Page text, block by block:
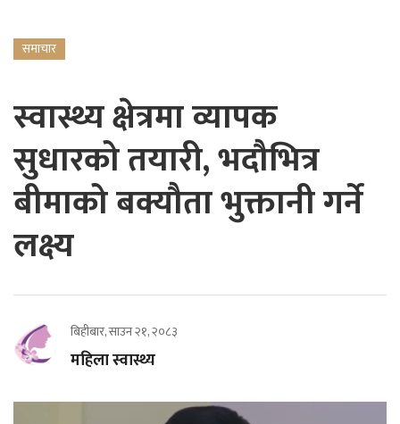
समाचार
स्वास्थ्य क्षेत्रमा व्यापक
सुधारको तयारी, भदौभित्र
बीमाको बक्यौता भुक्तानी गर्ने
लक्ष्य
बिहीबार, साउन २१, २०८३
महिला स्वास्थ्य